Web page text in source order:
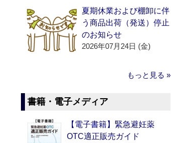
夏期休業および棚卸に伴
う商品出荷（発送）停止
のお知らせ
2026年07月24日 (金)
もっと見る »
書籍・電子メディア
【電子書籍】緊急避妊薬
OTC適正販売ガイド